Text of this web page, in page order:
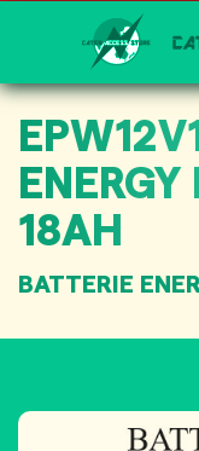
18AH
BATTERIE